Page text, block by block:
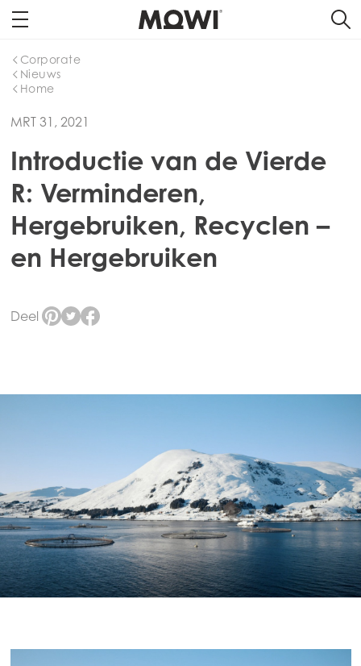
Home
Nieuws
Corporate
MRT 31, 2021
Introductie van de Vierde
R: Verminderen,
Hergebruiken, Recyclen –
en Hergebruiken
Deel